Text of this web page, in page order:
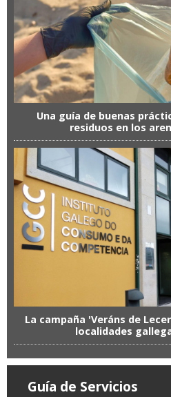
Una guía de buenas
residuos en los
La campaña 'Veráns de
localidades
Guía de Servicios